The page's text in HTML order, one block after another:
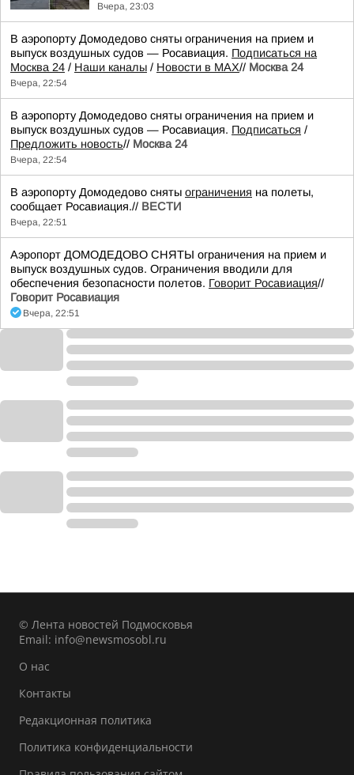
Вчера, 23:03
В аэропорту Домодедово сняты ограничения на прием и
выпуск воздушных судов — Росавиация. Подписаться на
Москва 24 / Наши каналы / Новости в MAX// Москва 24
Вчера, 22:54
В аэропорту Домодедово сняты ограничения на прием и
выпуск воздушных судов — Росавиация. Подписаться /
Предложить новость// Москва 24
Вчера, 22:54
В аэропорту Домодедово сняты ограничения на полеты,
сообщает Росавиация.// ВЕСТИ
Вчера, 22:51
Аэропорт ДОМОДЕДОВО СНЯТЫ ограничения на прием и
выпуск воздушных судов. Ограничения вводили для
обеспечения безопасности полетов. Говорит Росавиация//
Говорит Росавиация
Вчера, 22:51
© Лента новостей Подмосковья
Email: info@newsmosobl.ru
О нас
Контакты
Редакционная политика
Политика конфиденциальности